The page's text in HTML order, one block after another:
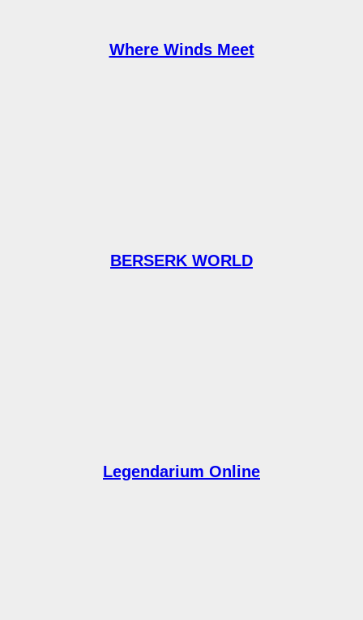
Where Winds Meet
BERSERK WORLD
Legendarium Online